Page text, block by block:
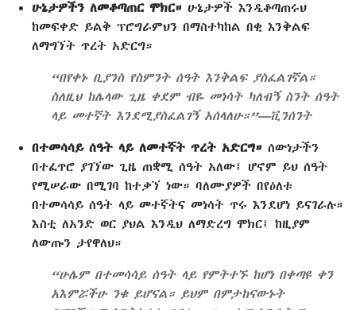
ሁኔታዎችን ለመቆጣጠር ሞክር። ሁኔታዎች እንዲቆጣጠሩህ
ከመፍቀድ ይልቅ ፕሮግራምህን በማስተካከል በቂ እንቅልፍ
ለማግኘት ጥረት አድርግ።
“በየቀኑ ቢያንስ የስምንት ሰዓት እንቅልፍ ያስፈልገኛል።
ስለዚህ ከሌላው ጊዜ ቀደም ብዬ መነሳት ካለብኝ ስንት ሰዓት
ላይ መተኛት እንደሚያስፈልገኝ አሰላለሁ።”—ቪንሰንት
በተመሳሳይ ሰዓት ላይ ለመተኛት ጥረት አድርግ። ሰውነታችን
በተፈጥሮ ያገኘው ጊዜ ጠቋሚ ሰዓት አለው፤ ሆኖም ይህ ሰዓት
የሚሠራው በሚገባ ከተቃኘ ነው። ባለሙያዎች በየዕለቱ
በተመሳሳይ ሰዓት ላይ መተኛትና መነሳት ጥሩ እንደሆነ ይናገራሉ።
እስቲ ለአንድ ወር ያህል እንዲህ ለማድረግ ሞክር፤ ከዚያም
ለውጡን ታየዋለህ።
“ሁሌም በተመሳሳይ ሰዓት ላይ የምትተኙ ከሆነ በቀጣዩ ቀን
አእምሯችሁ ንቁ ይሆናል። ይህም በምታከናውኑት